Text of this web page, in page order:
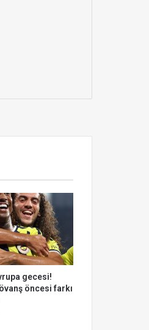
gecesi!
öncesi farkı